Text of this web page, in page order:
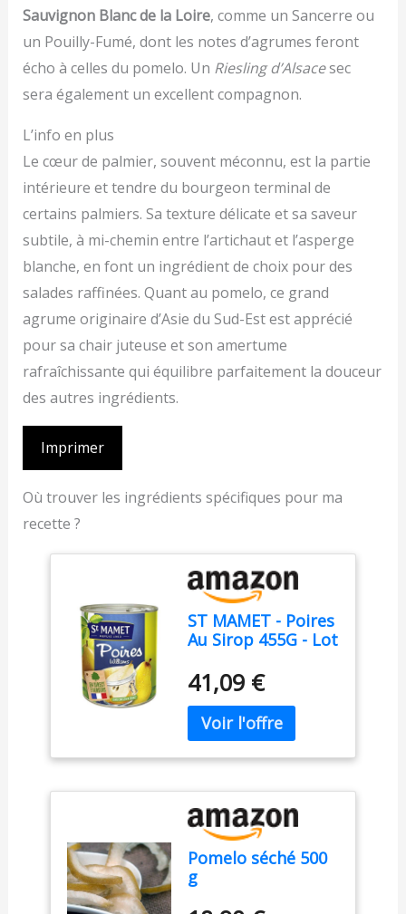
Sauvignon Blanc de la Loire, comme un Sancerre ou
un Pouilly-Fumé, dont les notes d’agrumes feront
écho à celles du pomelo. Un Riesling d’Alsacesec
sera également un excellent compagnon.
L’info en plus
Le cœur de palmier, souvent méconnu, est la partie
intérieure et tendre du bourgeon terminal de
certains palmiers. Sa texture délicate et sa saveur
subtile, à mi-chemin entre l’artichaut et l’asperge
blanche, en font un ingrédient de choix pour des
salades raffinées. Quant au pomelo, ce grand
agrume originaire d’Asie du Sud-Est est apprécié
pour sa chair juteuse et son amertume
rafraîchissante qui équilibre parfaitement la douceur
des autres ingrédients.
Imprimer
Où trouver les ingrédients spécifiques pour ma
recette ?
ST MAMET - Poires
Au Sirop 455G - Lot
offerte
41,09 €
Pomelo séché 500
g